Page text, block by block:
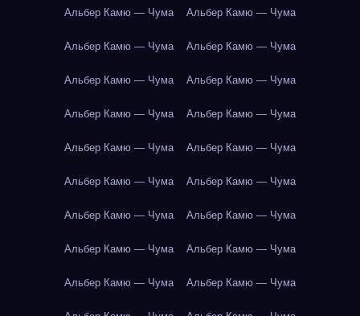
Альбер Камю — Чума Альбер Камю — Чума
Альбер Камю — Чума Альбер Камю — Чума
Альбер Камю — Чума Альбер Камю — Чума
Альбер Камю — Чума Альбер Камю — Чума
Альбер Камю — Чума Альбер Камю — Чума
Альбер Камю — Чума Альбер Камю — Чума
Альбер Камю — Чума Альбер Камю — Чума
Альбер Камю — Чума Альбер Камю — Чума
Альбер Камю — Чума Альбер Камю — Чума